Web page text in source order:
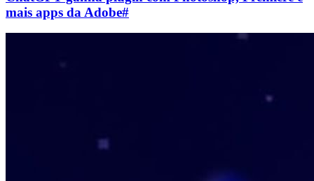
mais apps da Adobe#